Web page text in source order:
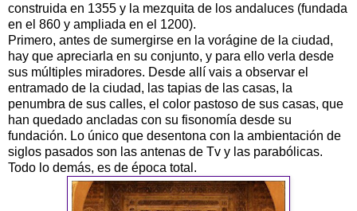
construida en 1355 y la mezquita de los andaluces (fundada
en el 860 y ampliada en el 1200).
Primero, antes de sumergirse en la vorágine de la ciudad,
hay que apreciarla en su conjunto, y para ello verla desde
sus múltiples miradores. Desde allí vais a observar el
entramado de la ciudad, las tapias de las casas, la
penumbra de sus calles, el color pastoso de sus casas, que
han quedado ancladas con su fisonomía desde su
fundación. Lo único que desentona con la ambientación de
siglos pasados son las antenas de Tv y las parabólicas.
Todo lo demás, es de época total.